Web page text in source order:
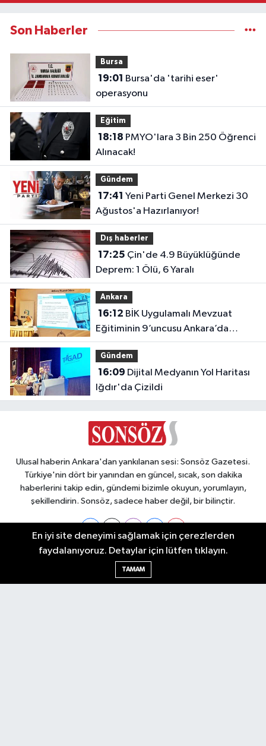
Son Haberler
Bursa
19:01
operasyonu
Eğitim
18:18
Alınacak!
Gündem
17:41
Ağustos'a Hazırlanıyor!
Dış haberler
17:25
Deprem: 1 Ölü, 6 Yaralı
Ankara
16:12
Eğitiminin 9’uncusu Ankara’da
yapıldı
Gündem
16:09
Iğdır'da Çizildi
Ulusal haberin Ankara'dan yankılanan sesi: Sonsöz Gazetesi.
Türkiye'nin dört bir yanından en güncel, sıcak, son dakika
haberlerini takip edin, gündemi bizimle okuyun, yorumlayın,
şekillendirin. Sonsöz, sadece haber değil, bir bilinçtir.
Ankara Nöbetçi Eczaneler
En iyi site deneyimi sağlamak için çerezlerden
faydalanıyoruz. Detaylar için lütfen tıklayın.
TAMAM